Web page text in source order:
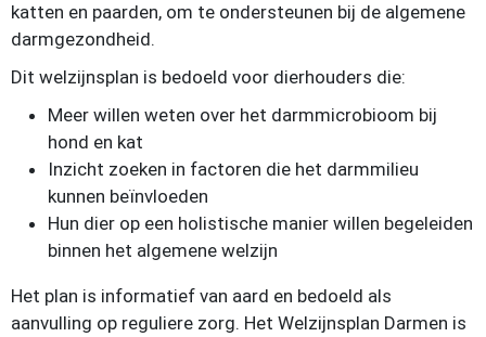
katten en paarden, om te ondersteunen bij de algemene
darmgezondheid.
Dit welzijnsplan is bedoeld voor dierhouders die:
Meer willen weten over het darmmicrobioom bij
hond en kat
Inzicht zoeken in factoren die het darmmilieu
kunnen beïnvloeden
Hun dier op een holistische manier willen begeleiden
binnen het algemene welzijn
Het plan is informatief van aard en bedoeld als
aanvulling op reguliere zorg. Het Welzijnsplan Darmen is